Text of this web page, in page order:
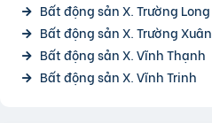
Bất động sản X. Trường Long
Bất động sản X. Trường Xuân
Bất động sản X. Vĩnh Thạnh
Bất động sản X. Vĩnh Trinh